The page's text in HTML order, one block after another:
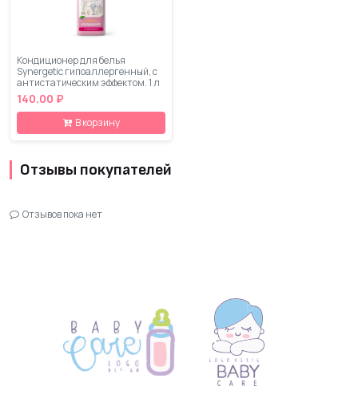
Кондиционер для белья
Synergetic гипоаллергенный, с
антистатическим эффектом, 1 л
140.00 ₽
В корзину
Отзывы покупателей
Отзывов пока нет